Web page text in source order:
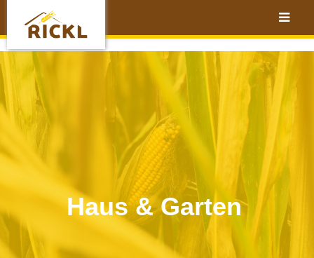
Haus & Garten